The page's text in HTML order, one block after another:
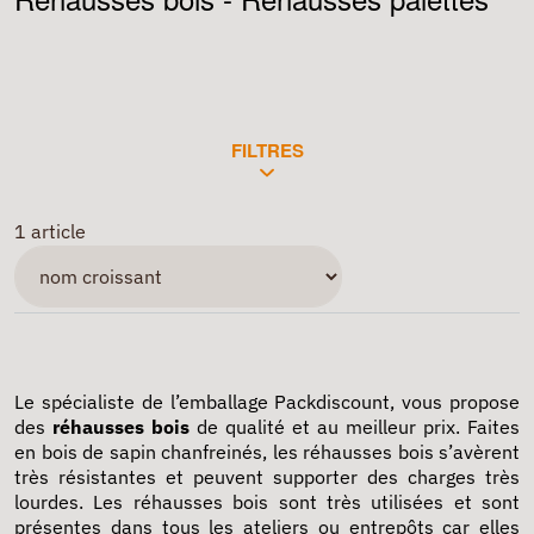
FILTRES
1 article
Le spécialiste de l’emballage Packdiscount, vous propose
des réhausses bois de qualité et au meilleur prix. Faites
en bois de sapin chanfreinés, les réhausses bois s’avèrent
très résistantes et peuvent supporter des charges très
lourdes. Les réhausses bois sont très utilisées et sont
présentes dans tous les ateliers ou entrepôts car elles